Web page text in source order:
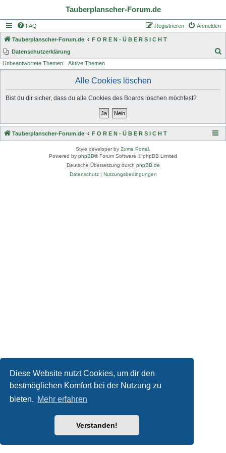
Diese Website nutzt Cookies, um dir den
bestmöglichen Komfort bei der Nutzung zu
bieten. Mehr erfahren
Verstanden!
Tauberplanscher-Forum.de
FAQ Anmelden
Registrieren
Tauberplanscher-Forum.de
F O R E N - Ü B E R S I C H T
Datenschutzerklärung
Unbeantwortete Themen Aktive Themen
Alle Cookies löschen
Bist du dir sicher, dass du alle Cookies des Boards löschen möchtest?
Tauberplanscher-Forum.de F O R E N - Ü B E R S I C H T
Style developer by Zuma Portal
Powered by phpBB® Forum Software © phpBB Limited
Deutsche Übersetzung durch phpBB.de
Datenschutz| Nutzungsbedingungen